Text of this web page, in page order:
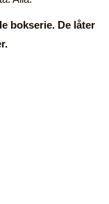
bokserie. De låter